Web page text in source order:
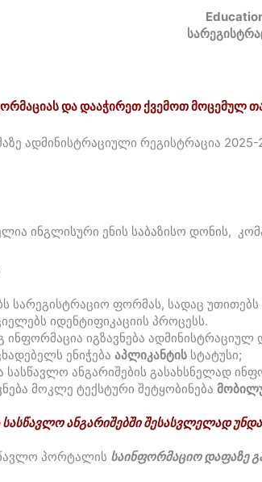
და დააჭირეთ ქვემოთ მოცემულ
ადმინისტრაციული რეგისტრაცია
ინგლისური ენის საბაზისო დონის,
სარეგისტრაციო ფორმას, სადაც
იდენტიფიკაციის პროცესს.
იგზავნება ადმინისტრაციულ
ენიჭება აპლიკანტის სტატუსი;
ანგარიშების გასახსნელად
მოკლე ტექსტური შეტყობინება
ანგარიშებში შესასვლელად
პორტალის საინფორმაციო დაფაზე